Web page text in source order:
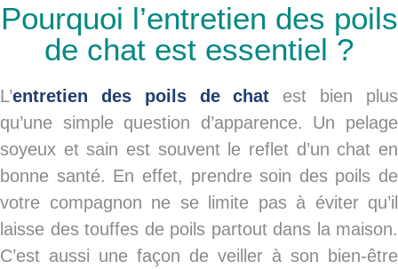
Pourquoi l’entretien des poils
de chat est essentiel ?
L’entretien des poils de chat est bien plus
qu’une simple question d’apparence. Un pelage
soyeux et sain est souvent le reflet d’un chat en
bonne santé. En effet, prendre soin des poils de
votre compagnon ne se limite pas à éviter qu’il
laisse des touffes de poils partout dans la maison.
C’est aussi une façon de veiller à son bien-être